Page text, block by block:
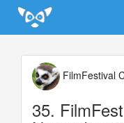
Update cookies preferences
FilmFestival
35.